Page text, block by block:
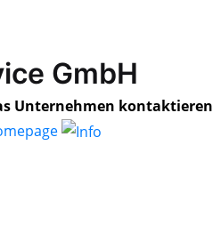
GmbH
Unternehmen kontaktieren